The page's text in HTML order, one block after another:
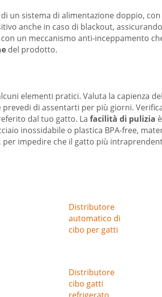
un sistema di alimentazione doppio,
anche in caso di blackout,
un meccanismo anti-inceppamento
del prodotto.
elementi pratici. Valuta la capienza
di assentarti per più giorni.
dal tuo gatto. La facilità di pulizia
inossidabile o plastica BPA-free,
impedire che il gatto più
Distributore
automatico di
cibo per gatti
Distributore
cibo gatti